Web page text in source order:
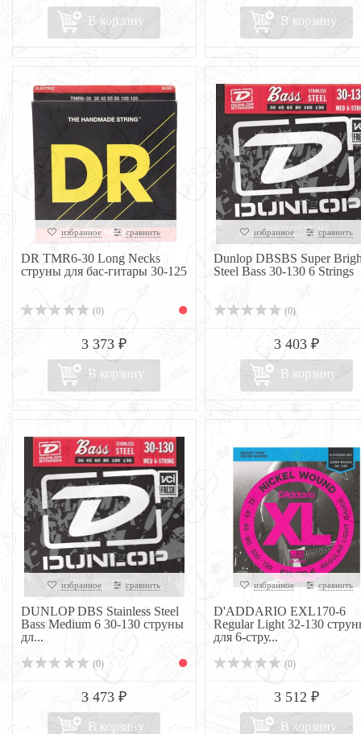
В корзину В корзину
избранное сравнить
DR TMR6-30 Long Necks
струны для бас-гитары 30-125
(0)
3 373 ₽
В корзину
избранное сравнить
Dunlop DBSBS Super
Steel Bass 30-130 6 Strings
(0)
3 403 ₽
В корзину
избранное сравнить
DUNLOP DBS Stainless Steel
Bass Medium 6 30-130 струны
дл...
(0)
3 473 ₽
В корзину
избранное сравнить
D'ADDARIO EXL170-6
Regular Light 32-130
для 6-стру...
(0)
3 512 ₽
В корзину